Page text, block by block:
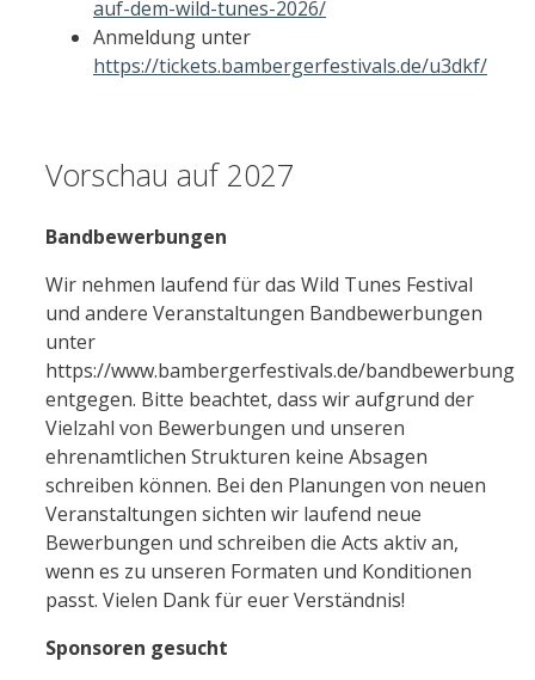
auf-dem-wild-tunes-2026/
Anmeldung unter
https://tickets.bambergerfestivals.de/u3dkf/
Vorschau auf 2027
Bandbewerbungen
Wir nehmen laufend für das Wild Tunes Festival
und andere Veranstaltungen Bandbewerbungen
unter
https://www.bambergerfestivals.de/bandbewerbung
entgegen. Bitte beachtet, dass wir aufgrund der
Vielzahl von Bewerbungen und unseren
ehrenamtlichen Strukturen keine Absagen
schreiben können. Bei den Planungen von neuen
Veranstaltungen sichten wir laufend neue
Bewerbungen und schreiben die Acts aktiv an,
wenn es zu unseren Formaten und Konditionen
passt. Vielen Dank für euer Verständnis!
Sponsoren gesucht